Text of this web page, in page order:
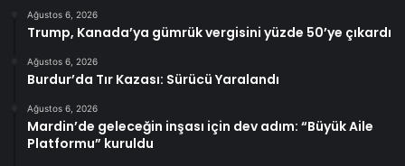
Ağustos 6, 2026
Trump, Kanada’ya gümrük vergisini yüzde 50’ye çıkardı
Ağustos 6, 2026
Burdur’da Tır Kazası: Sürücü Yaralandı
Ağustos 6, 2026
Mardin’de geleceğin inşası için dev adım: “Büyük Aile
Platformu” kuruldu